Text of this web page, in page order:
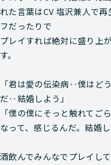
れた言葉はCV 塩沢兼人で
フだったりで
プレイすれば絶対に盛り上
す。
「君は愛の伝染病‥僕はど
だ‥結婚しよう」
「僕の僕にそっと触れてご
なって、感じるんだ。結婚
酒飲んでみんなでプレイして